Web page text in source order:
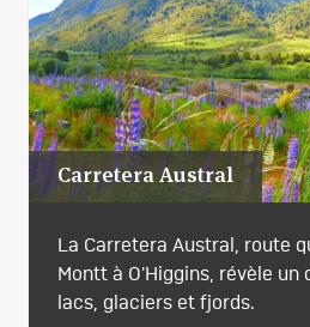
Carretera Austral
La Carretera Austral, route
Montt à O'Higgins, révèle un
lacs, glaciers et fjords.